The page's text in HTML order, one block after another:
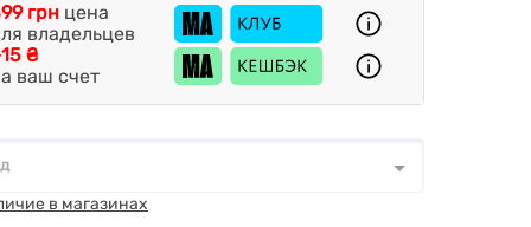
₴
ваш счет
грн цена
владельцев
*
в магазинах